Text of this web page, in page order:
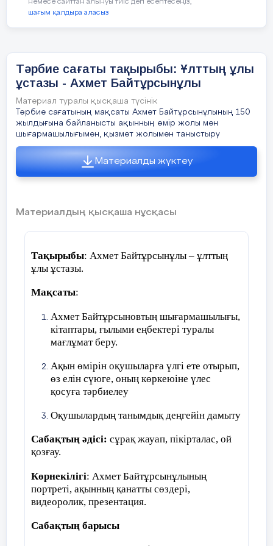
бөлсін.
Төрайым: И.Муканова
Хатшы: Ж.Алиев
сіңірген өнер қайраткері Шәкен
Ниязбеков.
жолдасын кемсіту арқылы айналадағы
адамдардың құрметіне ие болуға,
2.Кімді жиі ренжітеді?
Кішілерді, әлсіздерді, бір нәрсемен
басқаларынан ерекшеленетіндерді.
3.Қаталдық көрсетудің себебі?
Үйдегі нашар қарым-қатынас. Жақындары
тарапынан көңіл аударудың
жетіспеушілігі, ата-анасының ажырасуы,
үлгерім – осының бәрі ашу мен
реніштерін көрсетуге әкеп соғады.
өте ақылды болса, сіздің ойыңызша,
неге жәбірлеуші оған қысым көрсетеді?
Қызғаныш сезім, оның намысына тигісі
келеді.
5.Жәбірленушіге көмек қажет деп
ойлайсың ба?
Әрине қажет. Әңгімелесіп, ішкі ой
сезімдерімен бөлісу.
6.Егер әңгімелесу көмектеспесе не істеу
Ересектермен бөлісу, мұғаліммен, ата-
көмектесетін басқа ересектермен.
7.Егер жолдасың ашулы, көңіл-күйі
нашар болса, қалай көмектесуге
болады?
немесе сайттан алынуы тиіс деп есептесеңіз,
шағым қалдыра аласыз
Тәрбие сағаты тақырыбы: Ұлттың ұлы
ұстазы - Ахмет Байтұрсынұлы
Материал туралы қысқаша түсінік
Тәрбие сағатының мақсаты Ахмет Байтұрсынұлының 150
жылдығына байланысты ақынның өмір жолы мен
шығармашылығымен, қызмет жолымен таныстыру
Материалды жүктеу
Материалдың қысқаша нұсқасы
Тақырыбы: Ахмет Байтұрсынұлы – ұлттың
ұлы ұстазы.
Мақсаты:
Ахмет Байтұрсыновтың шығармашылығы,
кітаптары, ғылыми еңбектері туралы
мағлұмат беру.
Ақын өмірін оқушыларға үлгі ете отырып,
өз елін сүюге, оның көркеюіне үлес
қосуға тәрбиелеу
Оқушылардың танымдық деңгейін дамыту
Сабақтың әдісі: сұрақ жауап, пікірталас, ой
қозғау.
Көрнекілігі: Ахмет Байтұрсынұлының
портреті, ақынның қанатты сөздері,
видеоролик, презентация.
Сабақтың барысы